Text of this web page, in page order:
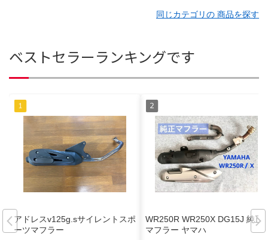
同じカテゴリの 商品を探す
ベストセラーランキングです
アドレスv125g.sサイレントスポ
ーツマフラー
WR250R WR250X DG15J 純正
マフラー ヤマハ